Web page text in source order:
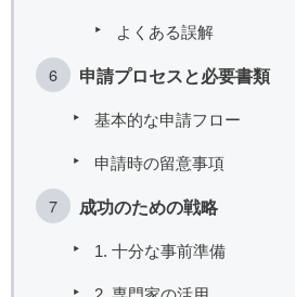
よくある誤解
申請プロセスと必要書類
基本的な申請フロー
申請時の留意事項
成功のための戦略
1. 十分な事前準備